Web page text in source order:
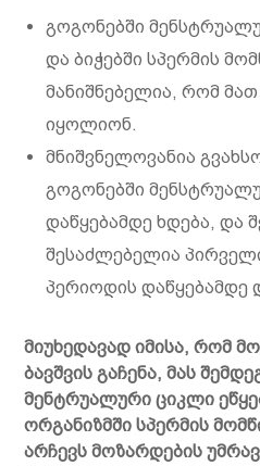
გოგონებში
და ბიჭებში სპერმის
მანიშნებელია, რომ
იყოლიონ.
მნიშვნელოვანია
გოგონებში
დაწყებამდე ხდება, და
შესაძლებელია
პერიოდის
მიუხედავად იმისა, რომ
ბავშვის გაჩენა, მას
მენტრუალური ციკლი
ორგანიზმში სპერმის
არჩევს მოზარდების